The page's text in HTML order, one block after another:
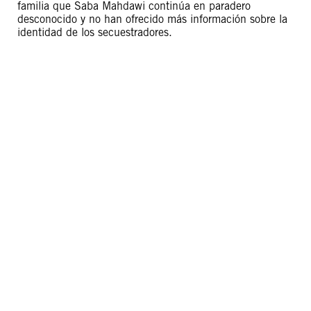
familia que Saba Mahdawi continúa en paradero
desconocido y no han ofrecido más información sobre la
identidad de los secuestradores.